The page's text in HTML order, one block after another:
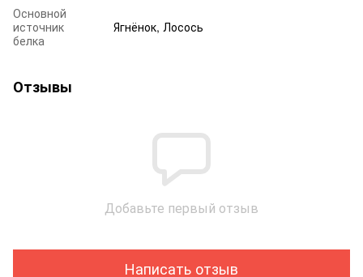
Основной
источник
белка
Ягнёнок, Лосось
Отзывы
Добавьте первый отзыв
Написать отзыв